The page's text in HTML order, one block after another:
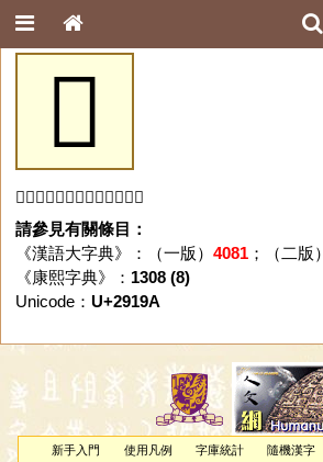
𩆚
「𩆚」字未收錄於本資料庫。
請參見有關條目：
《漢語大字典》：（一版） 4081；（二版）
《康熙字典》： 1308 (8)
Unicode： U+2919A
新手入門 使用凡例 字庫統計 隨機漢字